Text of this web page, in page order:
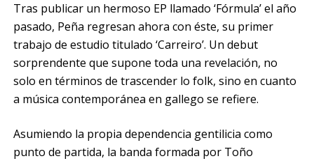
Tras publicar un hermoso EP llamado ‘Fórmula’ el año
pasado, Peña regresan ahora con éste, su primer
trabajo de estudio titulado ‘Carreiro’. Un debut
sorprendente que supone toda una revelación, no
solo en términos de trascender lo folk, sino en cuanto
a música contemporánea en gallego se refiere.
Asumiendo la propia dependencia gentilicia como
punto de partida, la banda formada por Toño